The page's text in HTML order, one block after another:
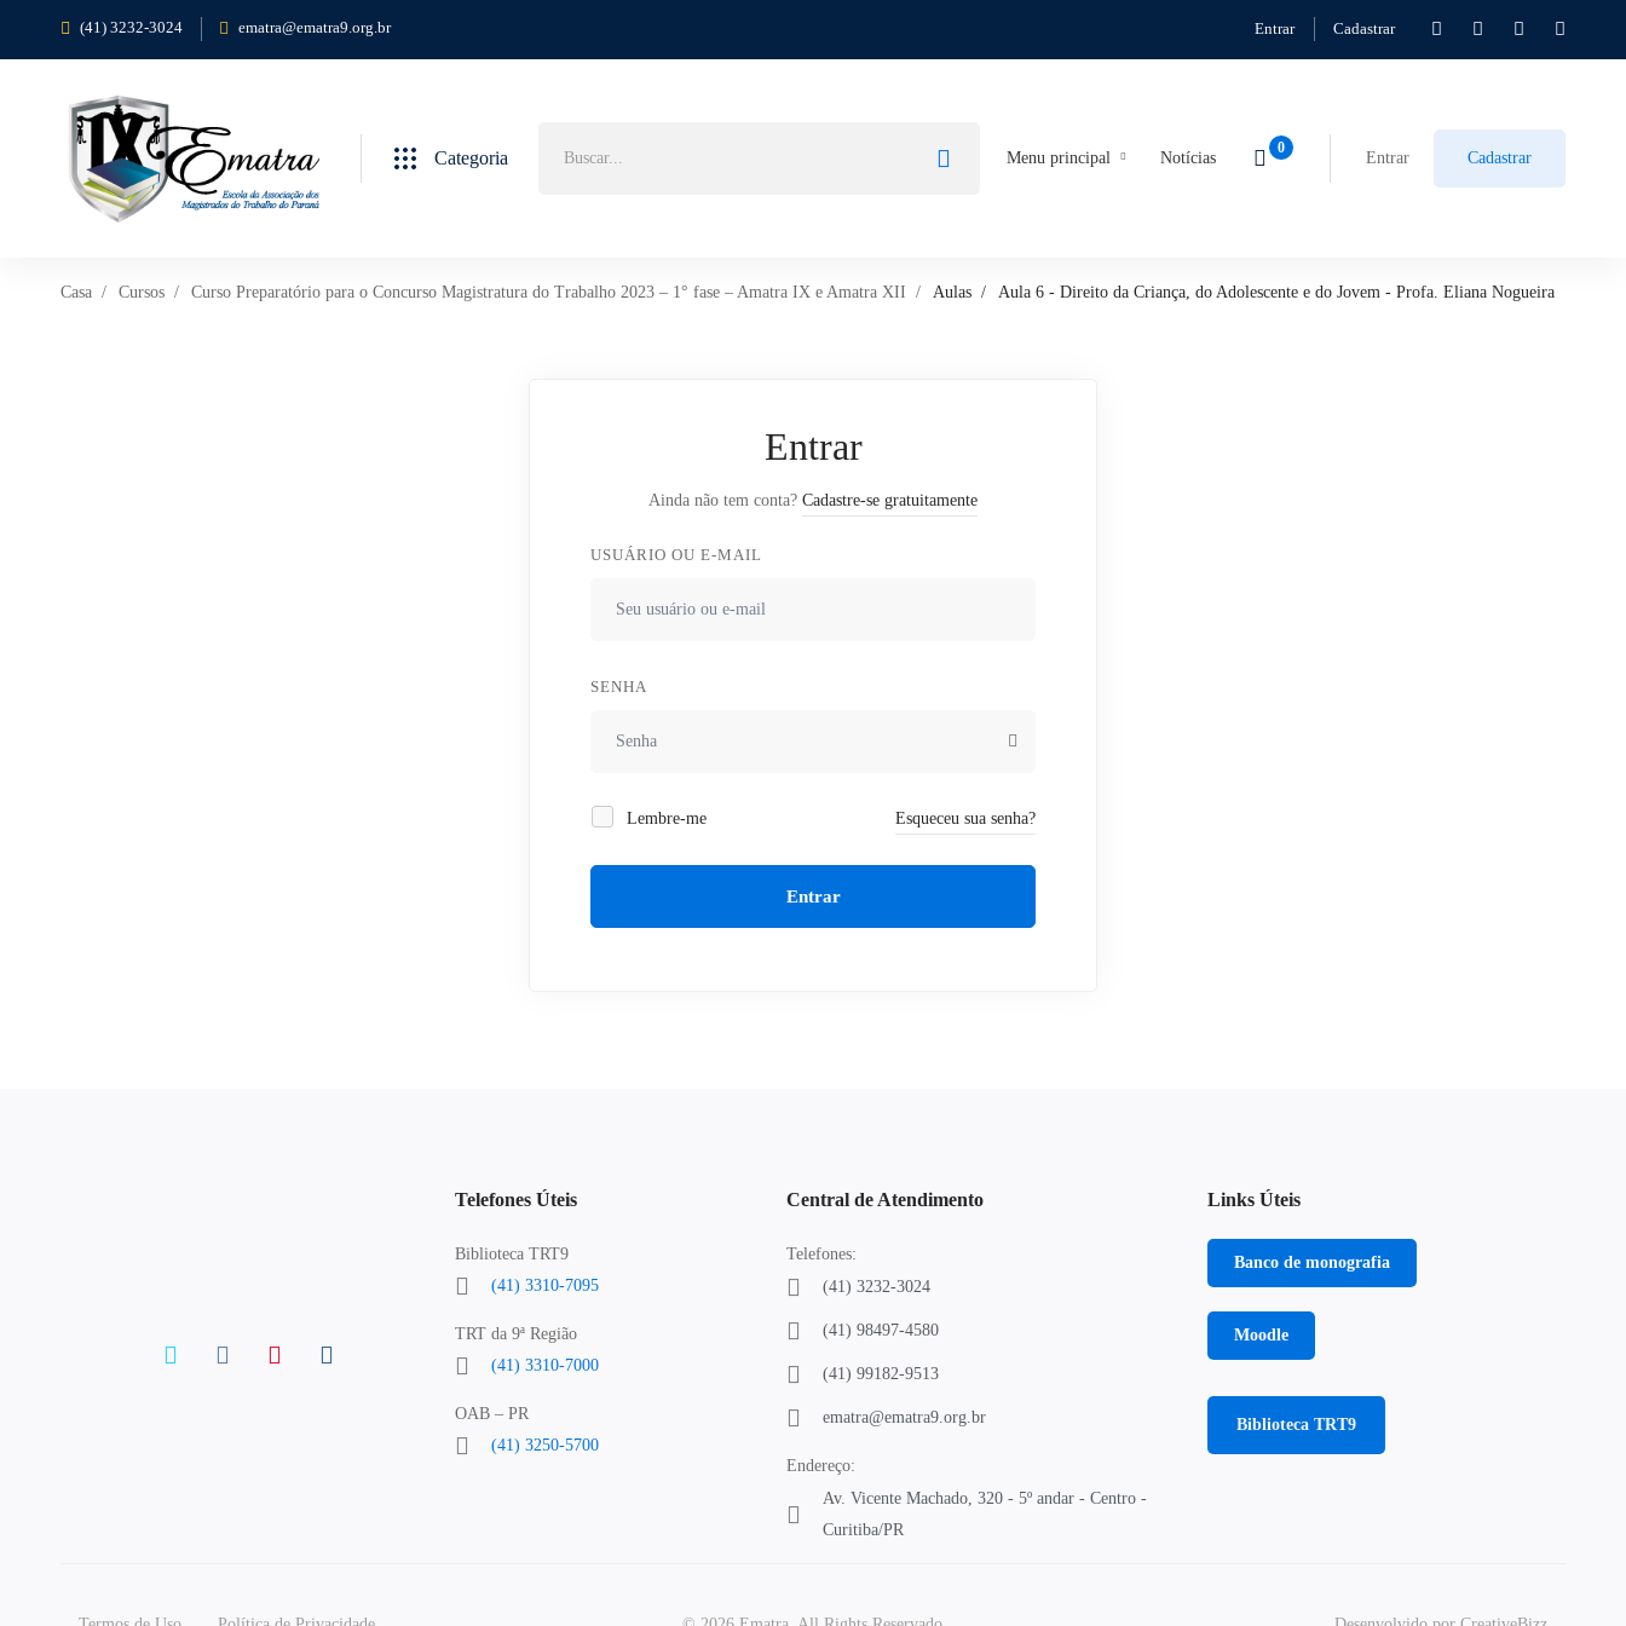
(41) 3232-3024 ematra@ematra9.org.br Entrar Cadastrar
Categoria Menu principal Notícias Entrar Cadastrar
Casa Cursos Curso Preparatório para o Concurso Magistratura do Trabalho 2023 – 1° fase – Amatra IX e Amatra XII Aulas Aula 6 - Direito da Criança, do Adolescente e do Jovem - Profa. Eliana Nogueira
Entrar
Ainda não tem conta? Cadastre-se gratuitamente
USUÁRIO OU E-MAIL
SENHA
Lembre-me Esqueceu sua senha?
Entrar
Telefones Úteis
Biblioteca TRT9
(41) 3310-7095
TRT da 9ª Região
(41) 3310-7000
OAB – PR
(41) 3250-5700
Central de Atendimento
Telefones:
(41) 3232-3024
(41) 98497-4580
(41) 99182-9513
ematra@ematra9.org.br
Endereço:
Av. Vicente Machado, 320 - 5º andar - Centro -
Curitiba/PR
Links Úteis
Banco de monografia
Moodle
Biblioteca TRT9